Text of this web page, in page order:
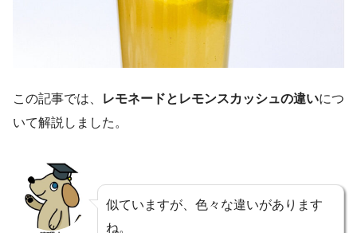
この記事では、 レモネードとレモンスカッシュの違いにつ
いて解説しました。
似ていますが、色々な違いがあります
ね。